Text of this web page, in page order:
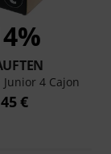
4 Cajon
45 €